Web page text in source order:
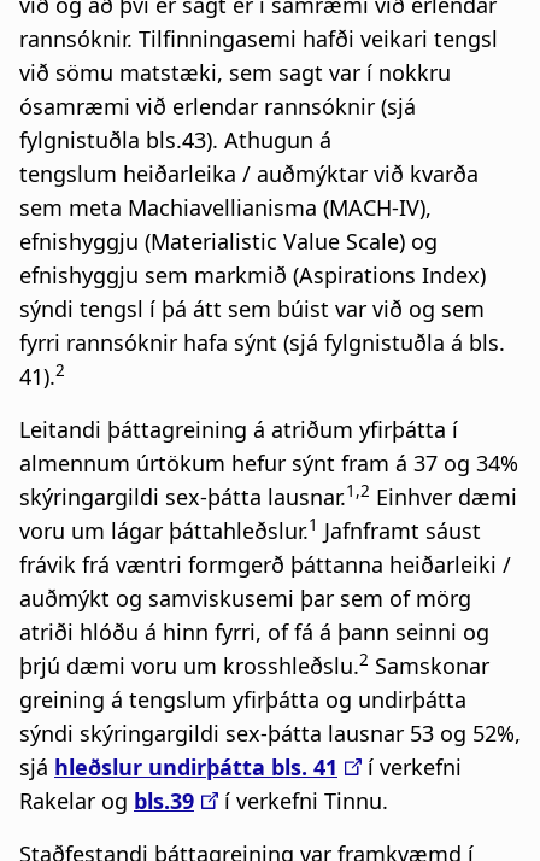
rannsóknir. Tilfinningasemi hafði veikari tengsl
við sömu matstæki, sem sagt var í nokkru
ósamræmi við erlendar rannsóknir (sjá
fylgnistuðla bls.43). Athugun á
tengslum heiðarleika / auðmýktar við kvarða
sem meta Machiavellianisma (MACH-IV),
efnishyggju (Materialistic Value Scale) og
efnishyggju sem markmið (Aspirations Index)
sýndi tengsl í þá átt sem búist var við og sem
fyrri rannsóknir hafa sýnt (sjá fylgnistuðla á bls.
41).2
Leitandi þáttagreining á atriðum yfirþátta í
almennum úrtökum hefur sýnt fram á 37 og 34%
skýringargildi sex-þátta lausnar.1,2 Einhver dæmi
voru um lágar þáttahleðslur.1 Jafnframt sáust
frávik frá væntri formgerð þáttanna heiðarleiki /
auðmýkt og samviskusemi þar sem of mörg
atriði hlóðu á hinn fyrri, of fá á þann seinni og
þrjú dæmi voru um krosshleðslu.2 Samskonar
greining á tengslum yfirþátta og undirþátta
sýndi skýringargildi sex-þátta lausnar 53 og 52%,
sjá hleðslur undirþátta bls. 41
í verkefni
Rakelar og bls.39
í verkefni Tinnu.
Staðfestandi þáttagreining var framkvæmd í